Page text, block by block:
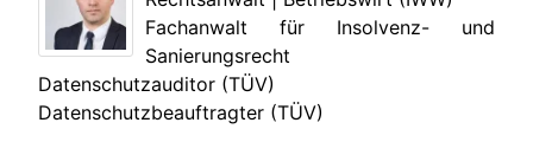
Fachanwalt für Insolvenz- und
Sanierungsrecht
Datenschutzauditor (TÜV)
Datenschutzbeauftragter (TÜV)